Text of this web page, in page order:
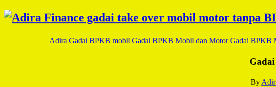
Adira Gadai BPKB mobil Gadai BPKB Mobil dan Motor Gadai BPKB
By